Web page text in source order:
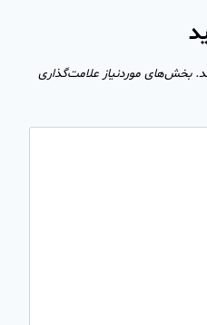
بخش‌های موردنیاز علامت‌گذاری